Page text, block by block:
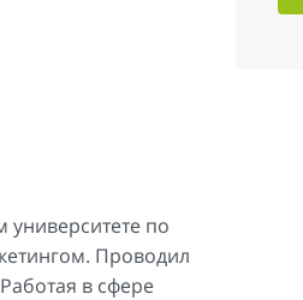
по
Проводил
в сфере